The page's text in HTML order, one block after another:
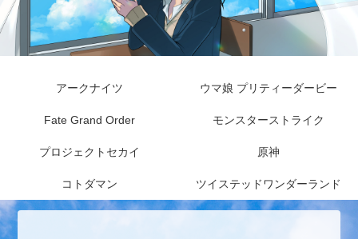
アークナイツ ウマ娘 プリティーダービー
Fate Grand Order モンスターストライク
プロジェクトセカイ 原神
コトダマン ツイステッドワンダーランド